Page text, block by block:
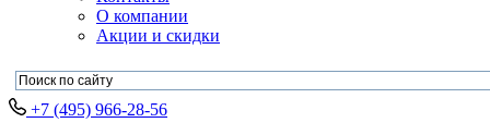
О компании
Акции и скидки
+7 (495) 966-28-56